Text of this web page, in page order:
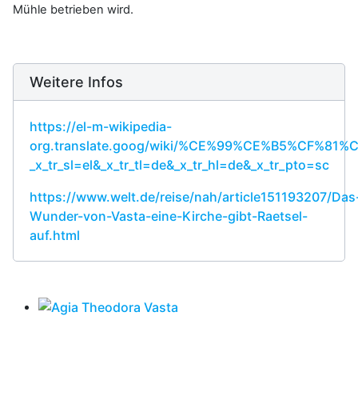
Mühle betrieben wird.
Weitere Infos
https://el-m-wikipedia-
org.translate.goog/wiki/
_x_tr_sl=el&_x_tr_tl=de&_x_tr_hl=de&_x_tr_pto=sc
https://www.welt.de/reise/nah/article151193207/
Wunder-von-Vasta-eine-Kirche-gibt-Raetsel-
auf.html